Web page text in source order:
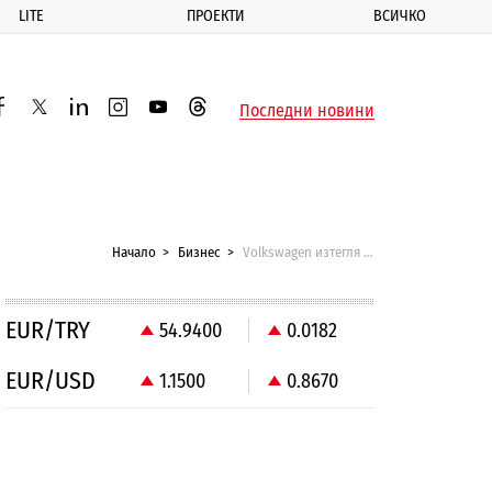
LITE ПРОЕКТИ ВСИЧКО
twitterlinkedininstagram
youtubethreadsПоследни новини
Начало Бизнес Volkswagen изтегля над 70 000 коли заради опасност от запалване на покрива
EUR/TRY 54.9400 0.0182
EUR/USD 1.1500 0.8670